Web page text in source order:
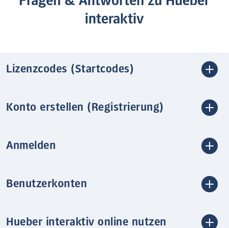
interaktiv
Lizenzcodes (Startcodes)
Konto erstellen (Registrierung)
Anmelden
Benutzerkonten
Hueber interaktiv online nutzen